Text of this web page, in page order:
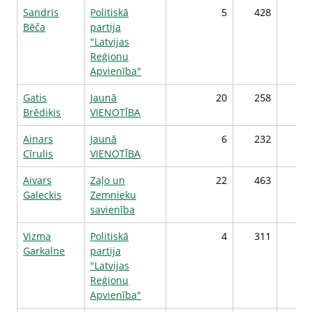
Sandris
Bēča
Politiskā
partija
"Latvijas
Reģionu
Apvienība"
5 428
Gatis
Brēdiķis
Jaunā
VIENOTĪBA
20 258
Ainars
Cīrulis
Jaunā
VIENOTĪBA
6 232
Aivars
Galeckis
Zaļo un
Zemnieku
savienība
22 463
Vizma
Garkalne
Politiskā
partija
"Latvijas
Reģionu
Apvienība"
4 311